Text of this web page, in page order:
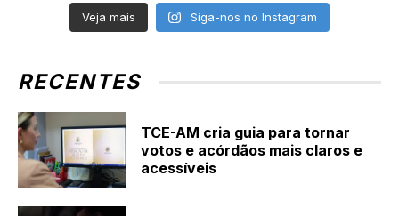
Veja mais Siga-nos no Instagram
RECENTES
TCE-AM cria guia para tornar
votos e acórdãos mais claros e
acessíveis